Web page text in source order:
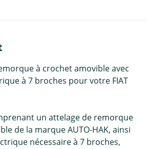
à crochet amovible avec
à 7 broches pour votre FIAT
un attelage de remorque
de la marque AUTO-HAK, ainsi
nécessaire à 7 broches,